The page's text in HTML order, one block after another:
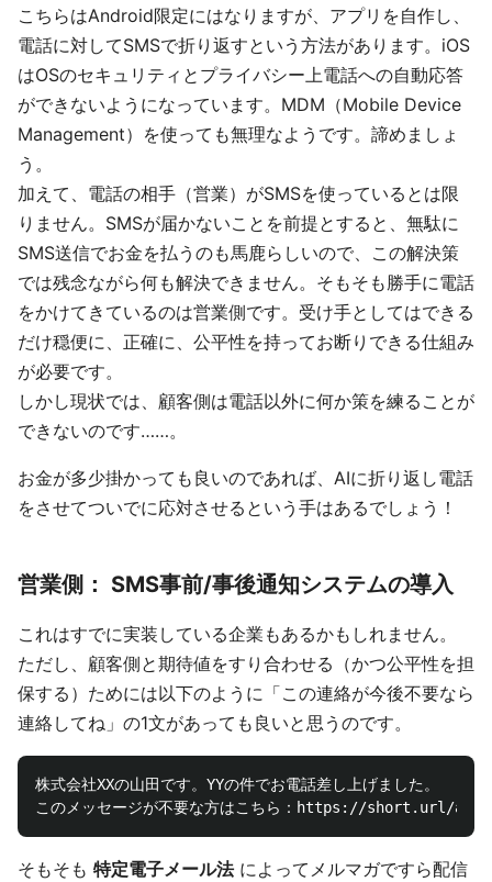
こちらはAndroid限定にはなりますが、アプリを自作し、
電話に対してSMSで折り返すという方法があります。iOS
はOSのセキュリティとプライバシー上電話への自動応答
ができないようになっています。MDM（Mobile Device
Management）を使っても無理なようです。諦めましょ
う。
加えて、電話の相手（営業）がSMSを使っているとは限
りません。SMSが届かないことを前提とすると、無駄に
SMS送信でお金を払うのも馬鹿らしいので、この解決策
では残念ながら何も解決できません。そもそも勝手に電話
をかけてきているのは営業側です。受け手としてはできる
だけ穏便に、正確に、公平性を持ってお断りできる仕組み
が必要です。
しかし現状では、顧客側は電話以外に何か策を練ることが
できないのです……。
お金が多少掛かっても良いのであれば、AIに折り返し電話
をさせてついでに応対させるという手はあるでしょう！
営業側： SMS事前/事後通知システムの導入
これはすでに実装している企業もあるかもしれません。
ただし、顧客側と期待値をすり合わせる（かつ公平性を担
保する）ためには以下のように「この連絡が今後不要なら
連絡してね」の1文があっても良いと思うのです。
株式会社XXの山田です。YYの件でお電話差し上げました。
そもそも 特定電子メール法によってメルマガですら配信